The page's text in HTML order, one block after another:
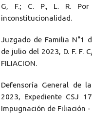
G, F.; C. P., L. R.
inconstitucionalidad.
Juzgado de Familia N°1
de julio del 2023, D. F. F.
FILIACION.
Defensoría General de
2023, Expediente CSJ
Impugnación de Filiación